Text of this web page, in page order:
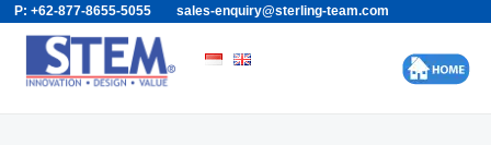
Skip
content
Search
for:
P: +62-877-8655-5055 sales-enquiry@sterling-team.com